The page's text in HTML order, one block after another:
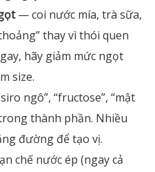
— coi nước mía, trà sữa,
thay vì thói quen
hãy giảm mức ngọt
size.
ngô”, “fructose”, “mật
thành phần. Nhiều
đường để tạo vị.
chế nước ép (ngay cả